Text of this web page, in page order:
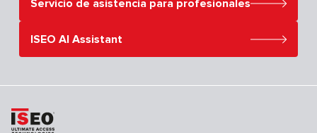
Servicio de asistencia para profesionales
ISEO AI Assistant